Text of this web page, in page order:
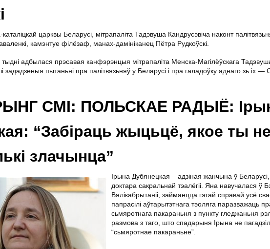
царквы Беларусі, мітрапаліта Тадэвуша Кандрусэвіча наконт
камэнтуе філёзаф, манах-дамініканец Пётра Рудкоўскі.
адбылася прэсавая канфэрэнцыя мітрапаліта Менска-Магілёўскага
пытаньні пра палітвязьняў у Беларусі і пра галадоўку аднаго зь іх —
СМІ: ПОЛЬСКАЕ РАДЫЁ:
“Забіраць жыцьцё, якое ты
злачынца”
Ірына Дубянецкая – адзіная жанчына ў
доктара сакральнай тэалёгіі. Яна навучалася ў
Вялікабрытаніі, займаецца гэтай справай усё
папрасілі аўтарытэтнага тэоляга паразважаць
сьмяротнага пакараньня з пункту гледжаньня
размова з таго, што спадарыня Ірына не
“сьмяротнае пакараньне”.